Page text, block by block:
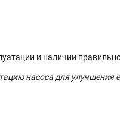
и наличии
насоса для улучшения